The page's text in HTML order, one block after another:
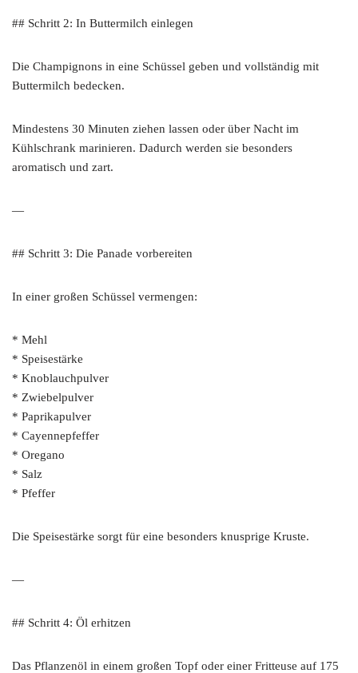
## Schritt 2: In Buttermilch einlegen
Die Champignons in eine Schüssel geben und vollständig mit
Buttermilch bedecken.
Mindestens 30 Minuten ziehen lassen oder über Nacht im
Kühlschrank marinieren. Dadurch werden sie besonders
aromatisch und zart.
—
## Schritt 3: Die Panade vorbereiten
In einer großen Schüssel vermengen:
* Mehl
* Speisestärke
* Knoblauchpulver
* Zwiebelpulver
* Paprikapulver
* Cayennepfeffer
* Oregano
* Salz
* Pfeffer
Die Speisestärke sorgt für eine besonders knusprige Kruste.
—
## Schritt 4: Öl erhitzen
Das Pflanzenöl in einem großen Topf oder einer Fritteuse auf 175